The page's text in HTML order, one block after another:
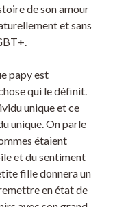
de son amour
et sans
papy est
qui le définit.
unique et ce
unique. On parle
étaient
et du sentiment
fille donnera un
en état de